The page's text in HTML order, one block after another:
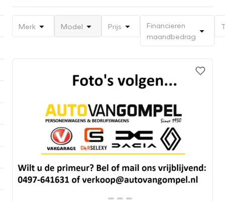
Merk Model Prijs
Financieren
maandbedrag